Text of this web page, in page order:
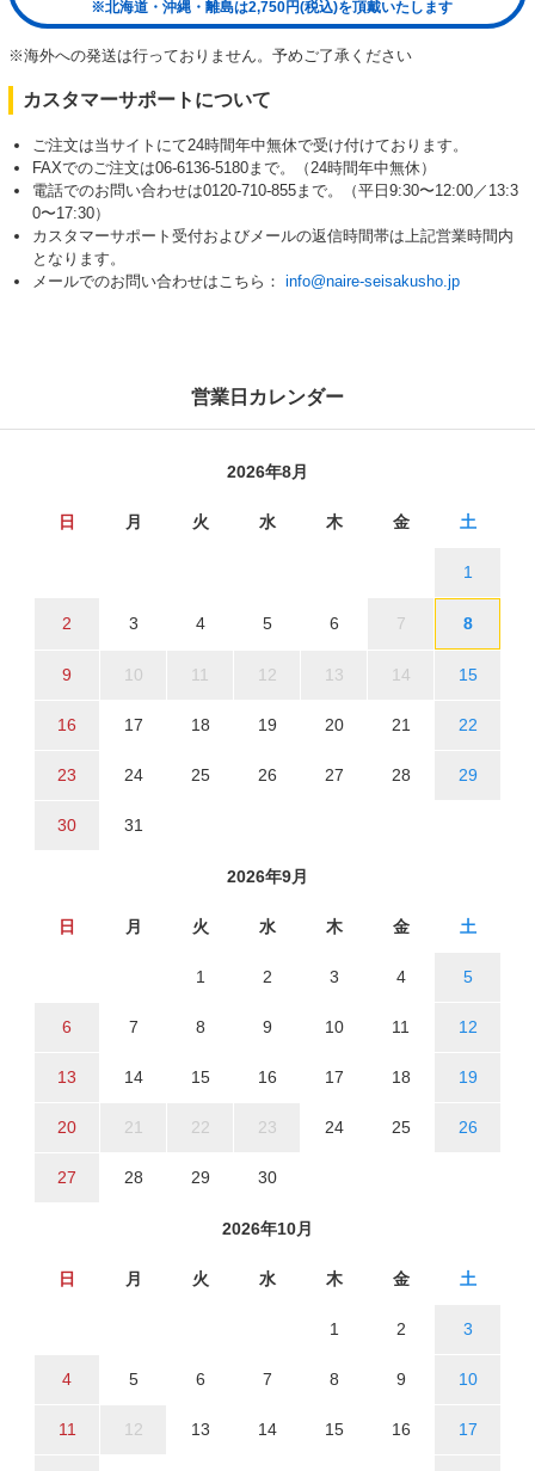
※北海道・沖縄・離島は2,750円(税込)を頂戴いたします
※海外への発送は行っておりません。予めご了承ください
カスタマーサポートについて
ご注文は当サイトにて24時間年中無休で受け付けております。
FAXでのご注文は06-6136-5180まで。（24時間年中無休）
電話でのお問い合わせは0120-710-855まで。（平日9:30〜12:00／13:3
0〜17:30）
カスタマーサポート受付およびメールの返信時間帯は上記営業時間内
となります。
メールでのお問い合わせはこちら： info@naire-seisakusho.jp
営業日カレンダー
2026年8月
日 月 火 水 木 金 土
1
2 3 4 5 6 7 8
9 10 11 12 13 14 15
16 17 18 19 20 21 22
23 24 25 26 27 28 29
30 31
2026年9月
日 月 火 水 木 金 土
1 2 3 4 5
6 7 8 9 10 11 12
13 14 15 16 17 18 19
20 21 22 23 24 25 26
27 28 29 30
2026年10月
日 月 火 水 木 金 土
1 2 3
4 5 6 7 8 9 10
11 12 13 14 15 16 17